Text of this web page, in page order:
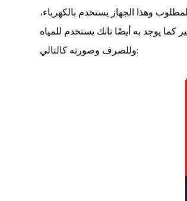
وهذا الجهاز يستخدم بالكهرباء،
يوجد به أيضًا تانك يستخدم للمياه
وللصرف وصورته كالتالي: